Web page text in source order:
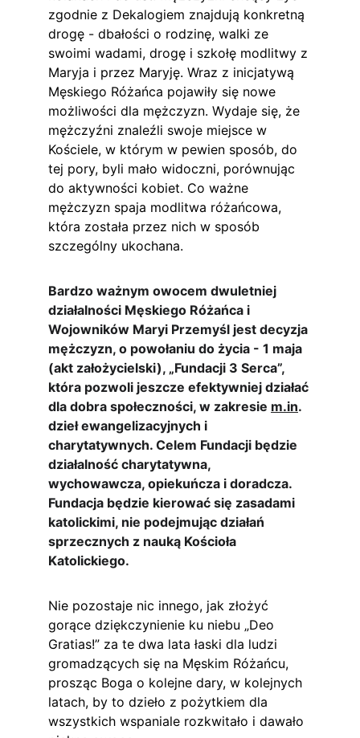
zgodnie z Dekalogiem znajdują konkretną
drogę - dbałości o rodzinę, walki ze
swoimi wadami, drogę i szkołę modlitwy z
Maryja i przez Maryję. Wraz z inicjatywą
Męskiego Różańca pojawiły się nowe
możliwości dla mężczyzn. Wydaje się, że
mężczyźni znaleźli swoje miejsce w
Kościele, w którym w pewien sposób, do
tej pory, byli mało widoczni, porównując
do aktywności kobiet. Co ważne
mężczyzn spaja modlitwa różańcowa,
która została przez nich w sposób
szczególny ukochana.
Bardzo ważnym owocem dwuletniej
działalności Męskiego Różańca i
Wojowników Maryi Przemyśl jest decyzja
mężczyzn, o powołaniu do życia - 1 maja
(akt założycielski), „Fundacji 3 Serca”,
która pozwoli jeszcze efektywniej działać
dla dobra społeczności, w zakresie m.in.
dzieł ewangelizacyjnych i
charytatywnych. Celem Fundacji będzie
działalność charytatywna,
wychowawcza, opiekuńcza i doradcza.
Fundacja będzie kierować się zasadami
katolickimi, nie podejmując działań
sprzecznych z nauką Kościoła
Katolickiego.
Nie pozostaje nic innego, jak złożyć
gorące dziękczynienie ku niebu „Deo
Gratias!” za te dwa lata łaski dla ludzi
gromadzących się na Męskim Różańcu,
prosząc Boga o kolejne dary, w kolejnych
latach, by to dzieło z pożytkiem dla
wszystkich wspaniale rozkwitało i dawało